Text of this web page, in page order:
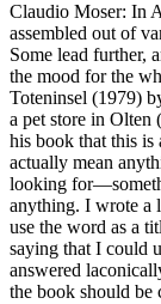
Claudio Moser: In
assembled out of
Some lead further,
the mood for the
Toteninsel (1979)
a pet store in Olten
his book that this is
actually mean
looking
anything. I wrote a
use the word as a
saying that I could
answered
the book should be